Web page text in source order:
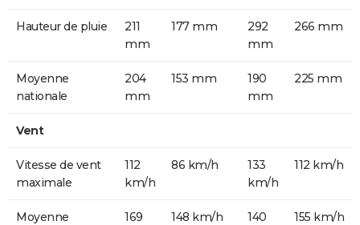
Hauteur de pluie
211
mm
177 mm
292
mm
266 mm
Moyenne
nationale
204
mm
153 mm
190
mm
225 mm
Vent
Vitesse de vent
maximale
112
km/h
86 km/h
133
km/h
112 km/h
Moyenne
169
148 km/h
140
155 km/h